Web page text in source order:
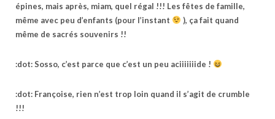
épines, mais après, miam, quel régal !!! Les fêtes de famille,
même avec peu d’enfants (pour l’instant
), ça fait quand
même de sacrés souvenirs !!
:dot: Sosso, c’est parce que c’est un peu aciiiiiiide !
:dot: Françoise, rien n’est trop loin quand il s’agit de crumble
!!!